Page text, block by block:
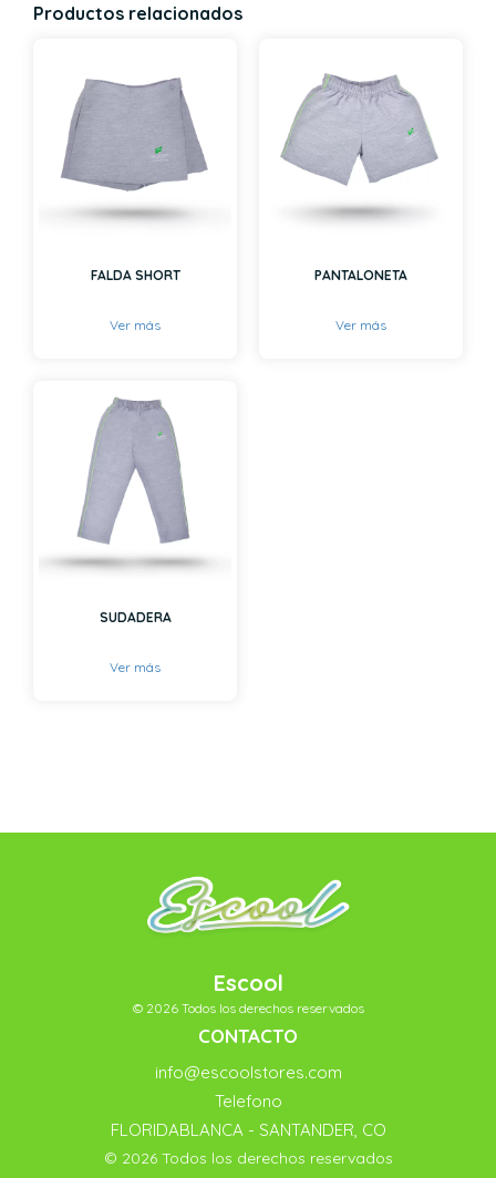
Productos relacionados
FALDA SHORT
Ver más
PANTALONETA
Ver más
SUDADERA
Ver más
Escool
© 2026 Todos los derechos reservados
CONTACTO
info@escoolstores.com
Telefono
FLORIDABLANCA - SANTANDER, CO
© 2026 Todos los derechos reservados